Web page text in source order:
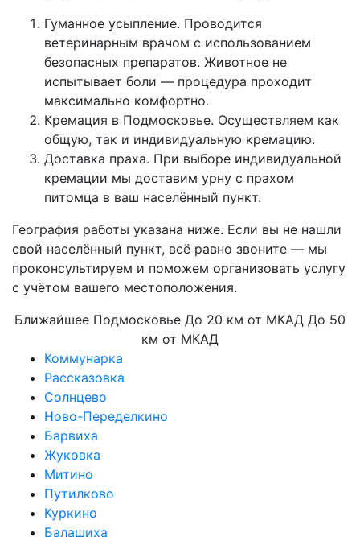
Гуманное усыпление. Проводится
ветеринарным врачом с использованием
безопасных препаратов. Животное не
испытывает боли — процедура проходит
максимально комфортно.
Кремация в Подмосковье. Осуществляем как
общую, так и индивидуальную кремацию.
Доставка праха. При выборе индивидуальной
кремации мы доставим урну с прахом
питомца в ваш населённый пункт.
География работы указана ниже. Если вы не нашли
свой населённый пункт, всё равно звоните — мы
проконсультируем и поможем организовать услугу
с учётом вашего местоположения.
Ближайшее Подмосковье До 20 км от МКАД До 50
км от МКАД
Коммунарка
Рассказовка
Солнцево
Ново-Переделкино
Барвиха
Жуковка
Митино
Путилково
Куркино
Балашиха